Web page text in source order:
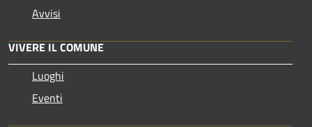
Avvisi
VIVERE IL COMUNE
Luoghi
Eventi